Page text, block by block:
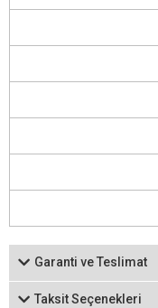
Garanti ve Teslimat
Taksit Seçenekleri